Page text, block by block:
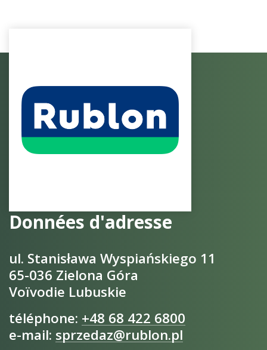
Données d'adresse
ul. Stanisława Wyspiańskiego 11
65-036 Zielona Góra
Voïvodie Lubuskie
téléphone: +48 68 422 6800
e-mail: sprzedaz@rublon.pl